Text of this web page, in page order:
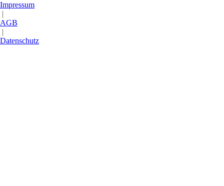
Impressum
|
AGB
|
Datenschutz